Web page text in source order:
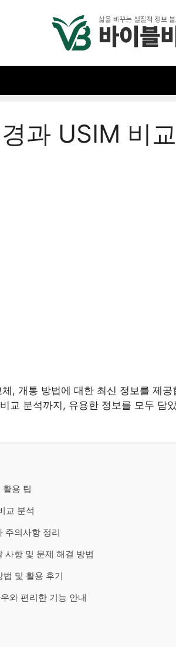
과 USIM 비
, 개통 방법에 대한 최신 정보를 제
교 분석까지, 유용한 정보를 모두 담
용 팁
교 분석
주의사항 정리
사항 및 문제 해결 방법
및 활용 후기
와 편리한 기능 안내